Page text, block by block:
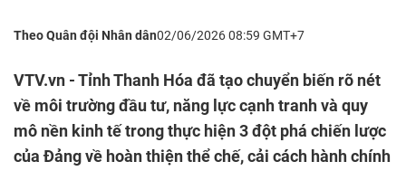
Theo Quân đội Nhân dân02/06/2026 08:59 GMT+7
VTV.vn - Tỉnh Thanh Hóa đã tạo chuyển biến rõ nét
về môi trường đầu tư, năng lực cạnh tranh và quy
mô nền kinh tế trong thực hiện 3 đột phá chiến lược
của Đảng về hoàn thiện thể chế, cải cách hành chính